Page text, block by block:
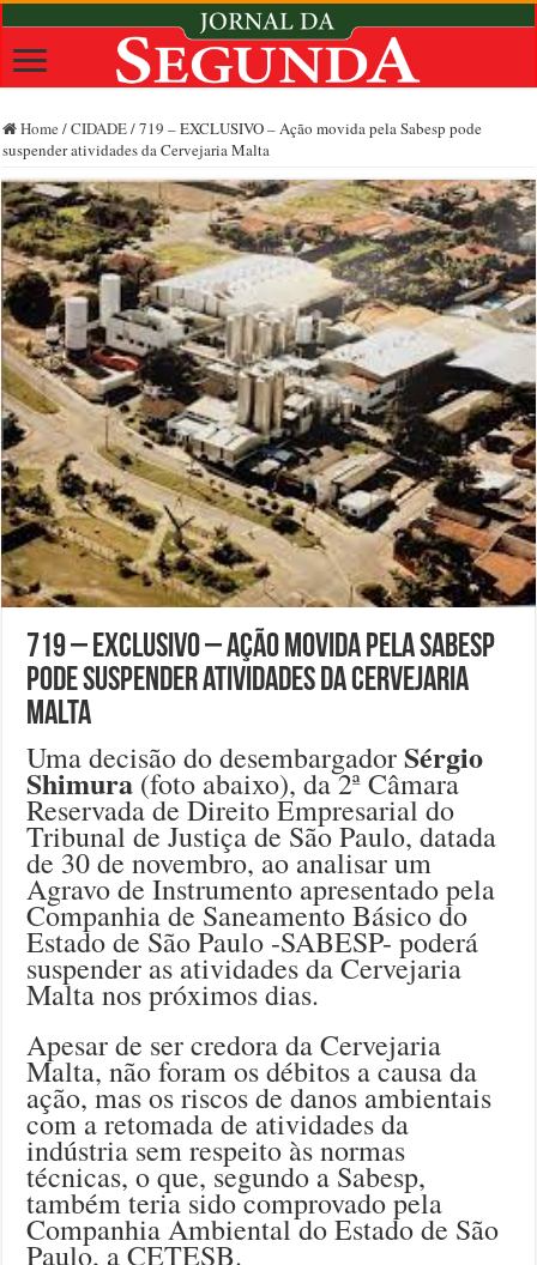
Home /CIDADE/719 – EXCLUSIVO – Ação movida pela Sabesp pode
suspender atividades da Cervejaria Malta
719 – EXCLUSIVO – Ação movida pela Sabesp
pode suspender atividades da Cervejaria
Malta
Uma decisão do desembargadorSérgio
Shimura (foto abaixo), da 2ª Câmara
Reservada de Direito Empresarial do
Tribunal de Justiça de São Paulo, datada
de 30 de novembro, ao analisar um
Agravo de Instrumento apresentado pela
Companhia de Saneamento Básico do
Estado de São Paulo -SABESP- poderá
suspender as atividades da Cervejaria
Malta nos próximos dias.
Apesar de ser credora da Cervejaria
Malta, não foram os débitos a causa da
ação, mas os riscos de danos ambientais
com a retomada de atividades da
indústria sem respeito às normas
técnicas, o que, segundo a Sabesp,
também teria sido comprovado pela
Companhia Ambiental do Estado de São
Paulo, a CETESB.